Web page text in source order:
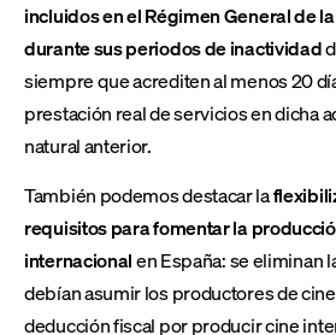
incluidos en el Régimen General de
durante sus periodos de inactividad
siempre que acrediten al menos 20
prestación real de servicios en dicha
natural anterior.
También podemos destacar la
requisitos para fomentar la
internacionalen España: se eliminan
debían asumir los productores de
deducción fiscal por producir cine